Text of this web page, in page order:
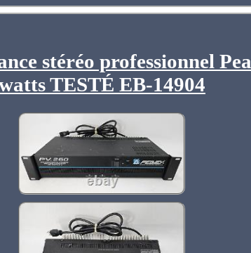
stéréo professionnel
TESTÉ EB-14904